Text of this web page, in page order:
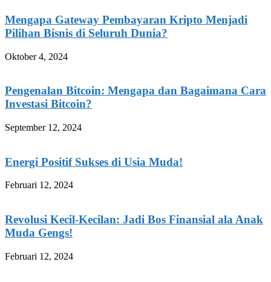
Mengapa Gateway Pembayaran Kripto Menjadi
Pilihan Bisnis di Seluruh Dunia?
Oktober 4, 2024
Pengenalan Bitcoin: Mengapa dan Bagaimana Cara
Investasi Bitcoin?
September 12, 2024
Energi Positif Sukses di Usia Muda!
Februari 12, 2024
Revolusi Kecil-Kecilan: Jadi Bos Finansial ala Anak
Muda Gengs!
Februari 12, 2024